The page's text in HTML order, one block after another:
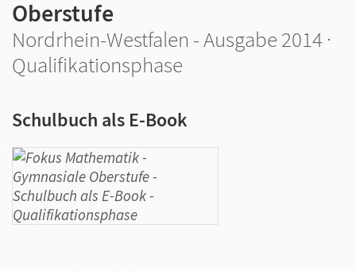
Oberstufe
Nordrhein-Westfalen - Ausgabe 2014 ·
Qualifikationsphase
Schulbuch als E-Book